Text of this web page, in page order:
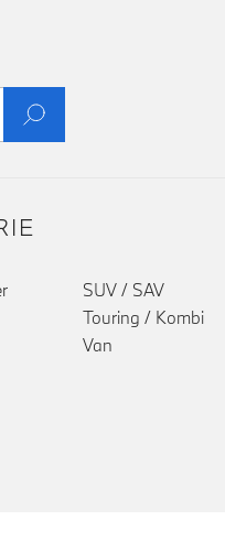
SUV / SAV
Touring / Kombi
Van